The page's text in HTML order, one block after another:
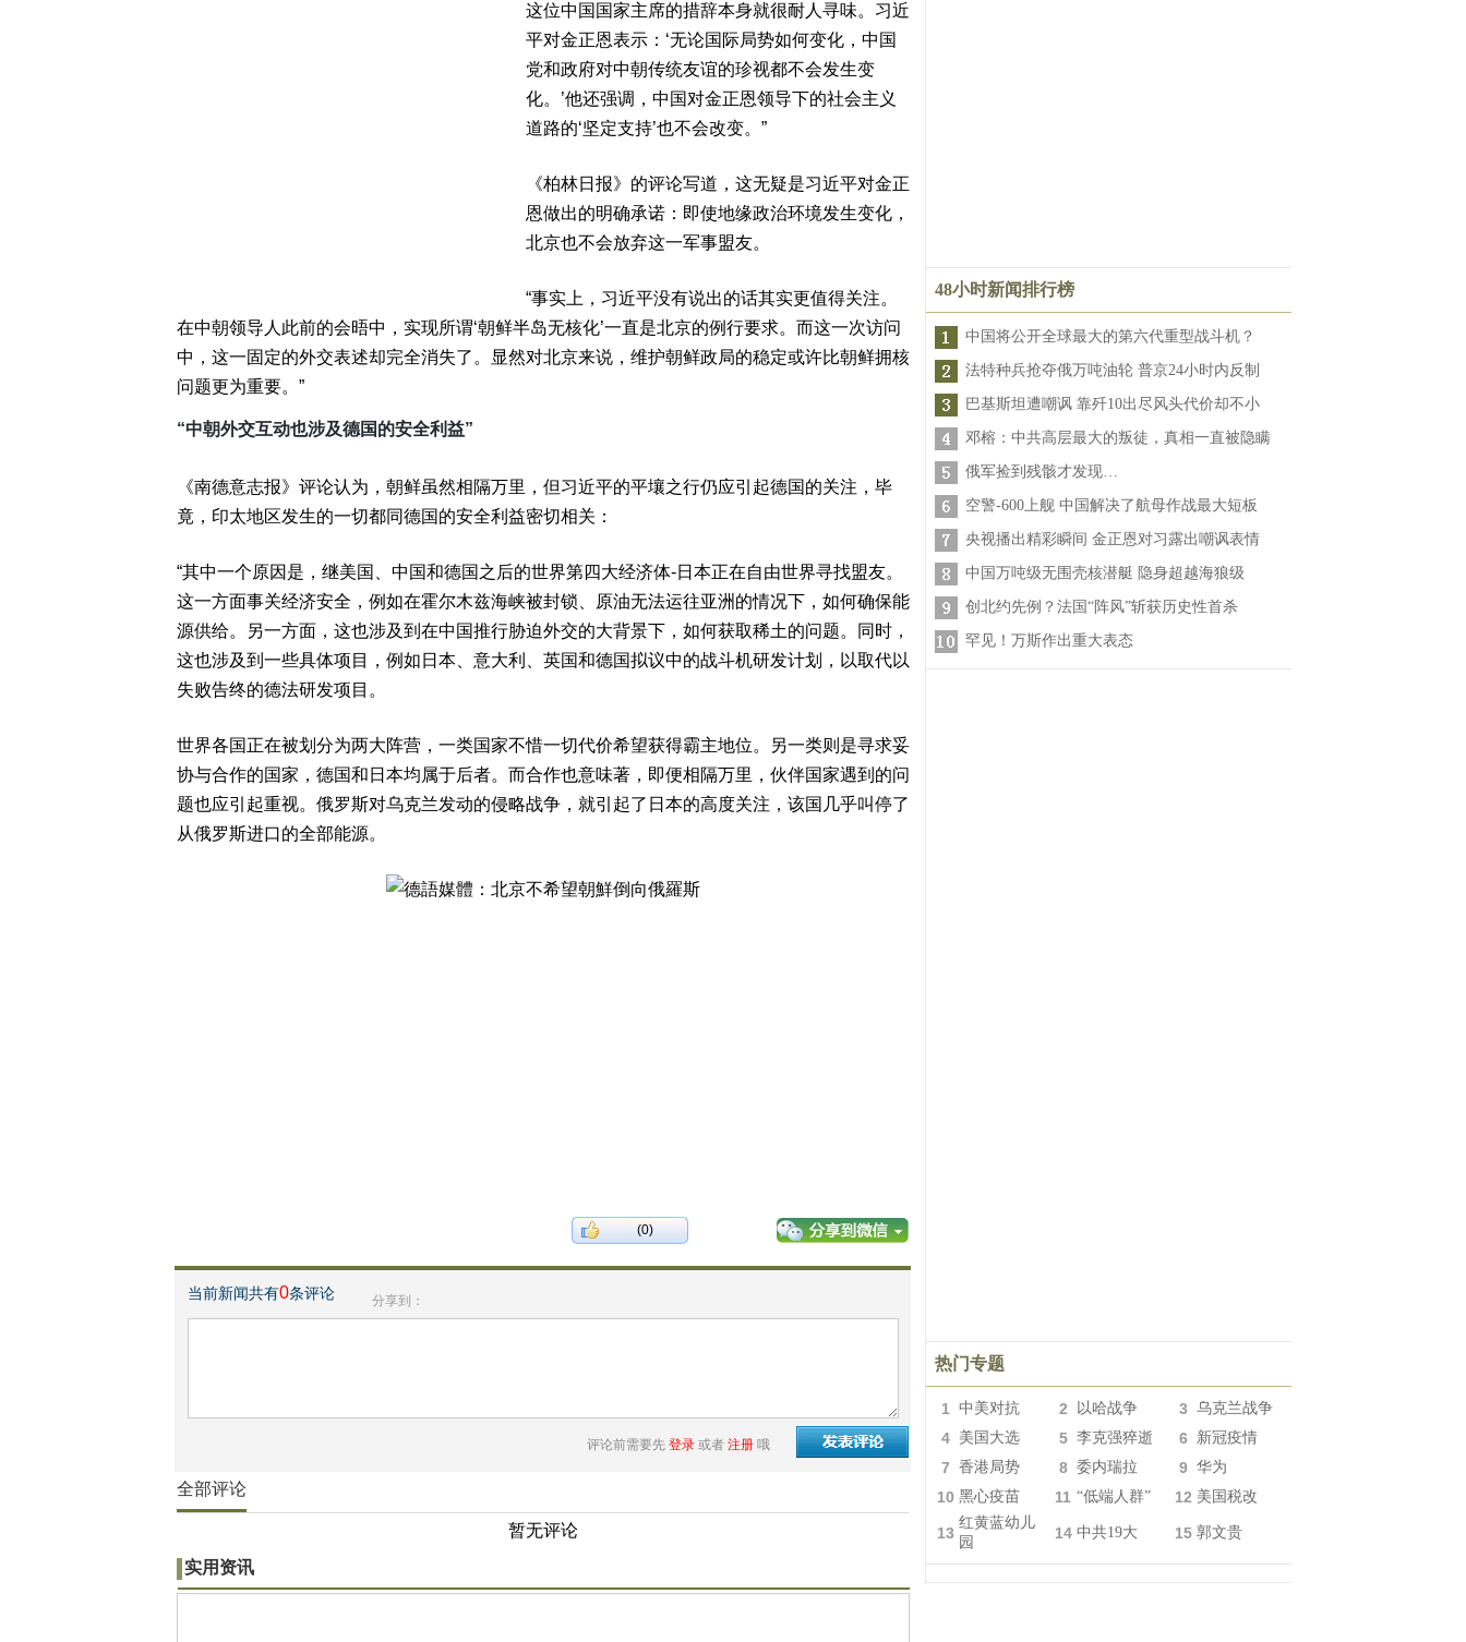
这位中国国家主席的措辞本身就很耐人寻味。习近
平对金正恩表示：‘无论国际局势如何变化，中国
党和政府对中朝传统友谊的珍视都不会发生变
化。’他还强调，中国对金正恩领导下的社会主义
道路的‘坚定支持’也不会改变。”
《柏林日报》的评论写道，这无疑是习近平对金正
恩做出的明确承诺：即使地缘政治环境发生变化，
北京也不会放弃这一军事盟友。
“事实上，习近平没有说出的话其实更值得关注。
在中朝领导人此前的会晤中，实现所谓‘朝鲜半岛无核化’一直是北京的例行要求。而这一次访问
中，这一固定的外交表述却完全消失了。显然对北京来说，维护朝鲜政局的稳定或许比朝鲜拥核
问题更为重要。”
“中朝外交互动也涉及德国的安全利益”
《南德意志报》评论认为，朝鲜虽然相隔万里，但习近平的平壤之行仍应引起德国的关注，毕
竟，印太地区发生的一切都同德国的安全利益密切相关：
“其中一个原因是，继美国、中国和德国之后的世界第四大经济体-日本正在自由世界寻找盟友。
这一方面事关经济安全，例如在霍尔木兹海峡被封锁、原油无法运往亚洲的情况下，如何确保能
源供给。另一方面，这也涉及到在中国推行胁迫外交的大背景下，如何获取稀土的问题。同时，
这也涉及到一些具体项目，例如日本、意大利、英国和德国拟议中的战斗机研发计划，以取代以
失败告终的德法研发项目。
世界各国正在被划分为两大阵营，一类国家不惜一切代价希望获得霸主地位。另一类则是寻求妥
协与合作的国家，德国和日本均属于后者。而合作也意味著，即便相隔万里，伙伴国家遇到的问
题也应引起重视。俄罗斯对乌克兰发动的侵略战争，就引起了日本的高度关注，该国几乎叫停了
从俄罗斯进口的全部能源。
(0)
当前新闻共有0条评论 分享到：
评论前需要先 登录 或者 注册 哦
全部评论
暂无评论
实用资讯
48小时新闻排行榜
中国将公开全球最大的第六代重型战斗机？
法特种兵抢夺俄万吨油轮 普京24小时内反制
巴基斯坦遭嘲讽 靠歼10出尽风头代价却不小
邓榕：中共高层最大的叛徒，真相一直被隐瞒
俄军捡到残骸才发现…
空警-600上舰 中国解决了航母作战最大短板
央视播出精彩瞬间 金正恩对习露出嘲讽表情
中国万吨级无围壳核潜艇 隐身超越海狼级
创北约先例？法国“阵风”斩获历史性首杀
罕见！万斯作出重大表态
热门专题
1 中美对抗 2 以哈战争 3 乌克兰战争
4 美国大选 5 李克强猝逝 6 新冠疫情
7 香港局势 8 委内瑞拉 9 华为
10 黑心疫苗 11 “低端人群” 12 美国税改
13
红黄蓝幼儿
园
14 中共19大 15 郭文贵